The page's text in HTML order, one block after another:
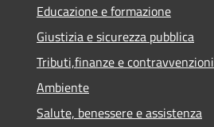
Educazione e formazione
Giustizia e sicurezza pubblica
Tributi,finanze e contravvenzioni
Ambiente
Salute, benessere e assistenza